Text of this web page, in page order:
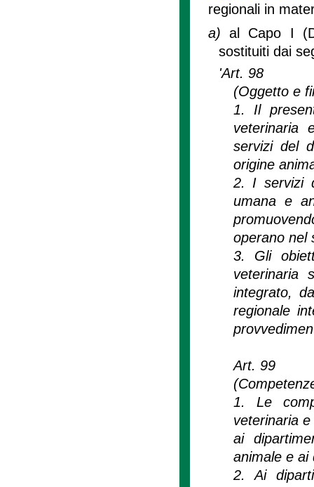
regionali in
a)al Capo I
sostituiti dai
'Art. 98
(Oggetto e
1. Il
veterinaria
servizi del
origine
2. I servizi
umana e
operano nel
3. Gli
veterinaria
integrato,
regionale
Art. 99
1. Le
veterinaria
ai
animale e ai
2. Ai